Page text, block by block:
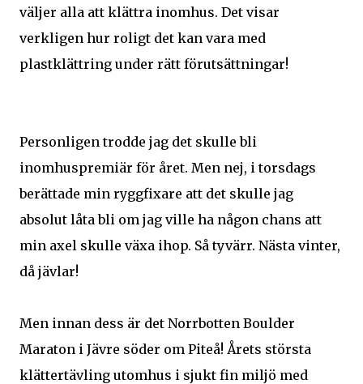
väljer alla att klättra inomhus. Det visar
verkligen hur roligt det kan vara med
plastklättring under rätt förutsättningar!
Personligen trodde jag det skulle bli
inomhuspremiär för året. Men nej, i torsdags
berättade min ryggfixare att det skulle jag
absolut låta bli om jag ville ha någon chans att
min axel skulle växa ihop. Så tyvärr. Nästa vinter,
då jävlar!
Men innan dess är det Norrbotten Boulder
Maraton i Jävre söder om Piteå! Årets största
klättertävling utomhus i sjukt fin miljö med